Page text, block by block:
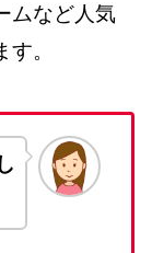
ムなど人気
。